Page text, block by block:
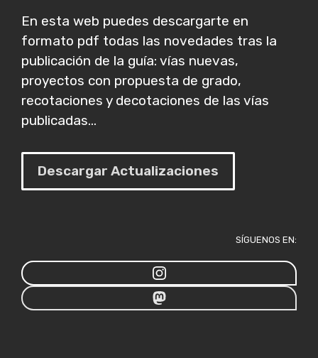
En esta web puedes descargarte en
formato pdf todas las novedades tras la
publicación de la guía: vías nuevas,
proyectos con propuesta de grado,
recotaciones y decotaciones de las vías
publicadas...
Descargar Actualizaciones
SÍGUENOS EN: